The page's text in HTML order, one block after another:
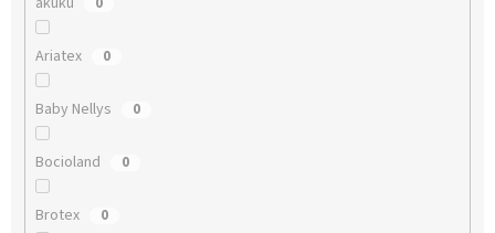
Ariatex 0
Baby Nellys 0
Bocioland 0
Brotex 0